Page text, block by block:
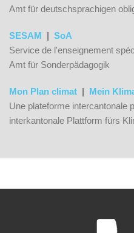
Amt für deutschsprachigen
SESAM | SoA
Service de l'enseignement
Amt für Sonderpädagogik
Mon Plan climat | Mein
Une plateforme intercantonale
interkantonale Plattform fürs